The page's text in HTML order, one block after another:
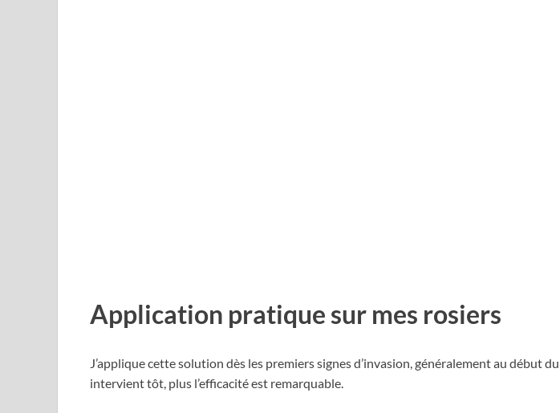
Application pratique sur mes rosiers
J’applique cette solution dès les premiers signes d’invasion, généralement au
intervient tôt, plus l’efficacité est remarquable.